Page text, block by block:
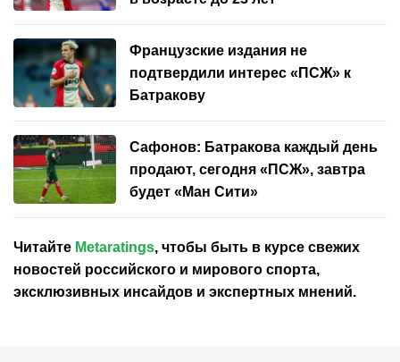
Французские издания не
подтвердили интерес «ПСЖ» к
Батракову
Сафонов: Батракова каждый день
продают, сегодня «ПСЖ», завтра
будет «Ман Сити»
Читайте Metaratings, чтобы быть в курсе свежих
новостей российского и мирового спорта,
эксклюзивных инсайдов и экспертных мнений.